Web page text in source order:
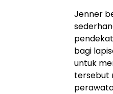
Jenner
bagi
untuk
tersebut